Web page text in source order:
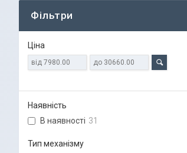
Фільтри
Ціна
Наявність
В наявності 31
Тип механізму